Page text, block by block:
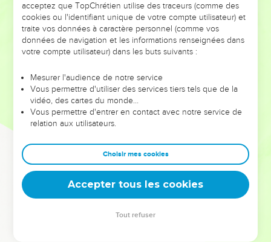
DE L’ANNÉE !
ET SI LEURS ERREURS POUVAIENT VOUS ÉVITER LES
VOTRES ?
leur foi ou leur vision. Mais on voit moins les doutes, les erreurs
et les saisons difficiles qu'ils ont traversés, alors même que ce
sont elles qui les ont façonnés.
Dans cette conférence, leaders, entrepreneurs, et responsables
clés pour avancer avec plus de sagesse afin que leurs erreurs
deviennent vos tremplins. Que vous guidiez un ministère, une
équipe, un groupe ou une famille, leur expérience est faite
acceptez que TopChrétien utilise des traceurs (comme des
cookies ou l'identifiant unique de votre compte utilisateur) et
traite vos données à caractère personnel (comme vos
données de navigation et les informations renseignées dans
votre compte utilisateur) dans les buts suivants :
Mesurer l'audience de notre service
Vous permettre d'utiliser des services tiers tels que de la
vidéo, des cartes du monde…
Vous permettre d'entrer en contact avec notre service de
relation aux utilisateurs.
Choisir mes cookies
Accepter tous les cookies
Tout refuser